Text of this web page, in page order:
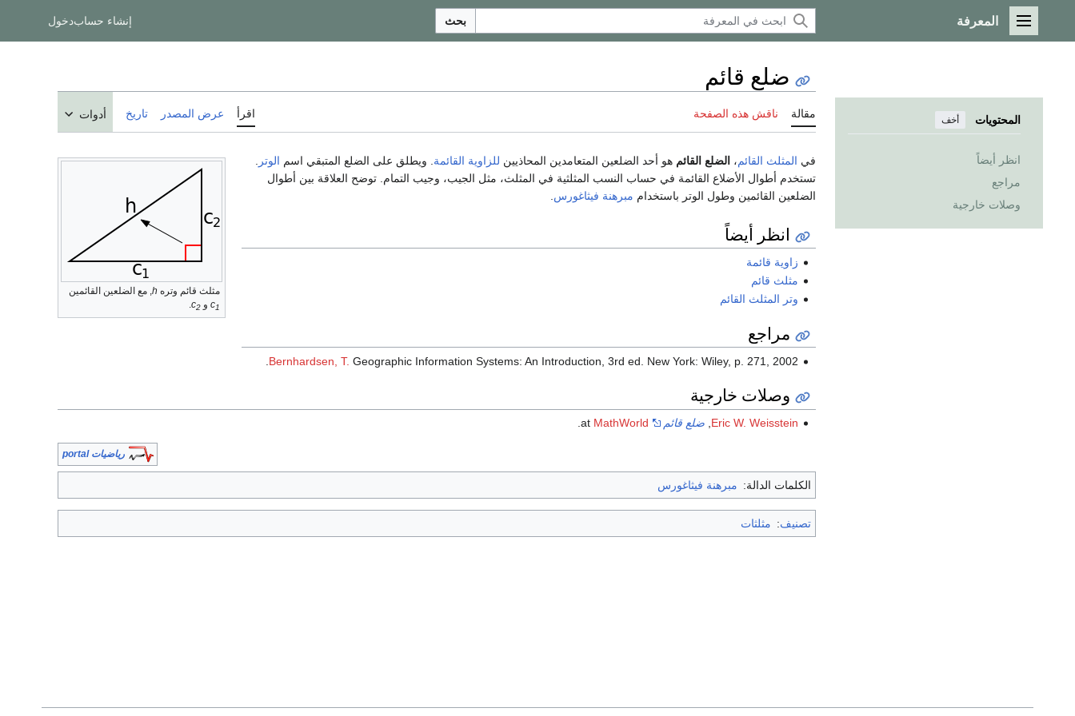
القائمة الرئيسية
المعرفة بحث إنشاء حسابدخول
المحتويات أخف
انظر أيضاً
مراجع
وصلات خارجية
ضلع قائم
مقالة ناقش هذه الصفحة اقرأ عرض المصدر تاريخ أدوات
مثلث قائم وتره h, مع الضلعين القائمين
c1 و c2
.
في المثلث القائم، الضلع القائم هو أحد الضلعين المتعامدين المحاذيين للزاوية القائمة . ويطلق على الضلع المتبقي اسم الوتر
تستخدم أطوال الأضلاع القائمة في حساب النسب المثلثية في المثلث، مثل الجيب، وجيب التمام. توضح العلاقة بين أطوال
الضلعين القائمين وطول الوتر باستخدام مبرهنة فيثاغورس
انظر أيضاً
زاوية قائمة
مثلث قائم
وتر المثلث القائم
مراجع
Bernhardsen, T. Geographic Information Systems: An Introduction, 3rd ed. New York: Wiley, p. 271, 2002.
وصلات خارجية
Eric W. Weisstein
,ضلع قائم MathWorld
رياضيات portal
الكلمات الدالة: مبرهنة فيثاغورس
تصنيف: مثلثات